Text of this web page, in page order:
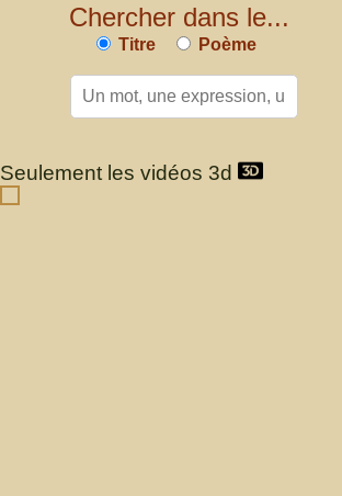
Chercher dans le...
Titre Poème
Seulement les vidéos 3d